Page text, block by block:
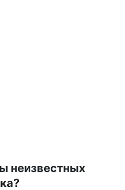
неизвестных